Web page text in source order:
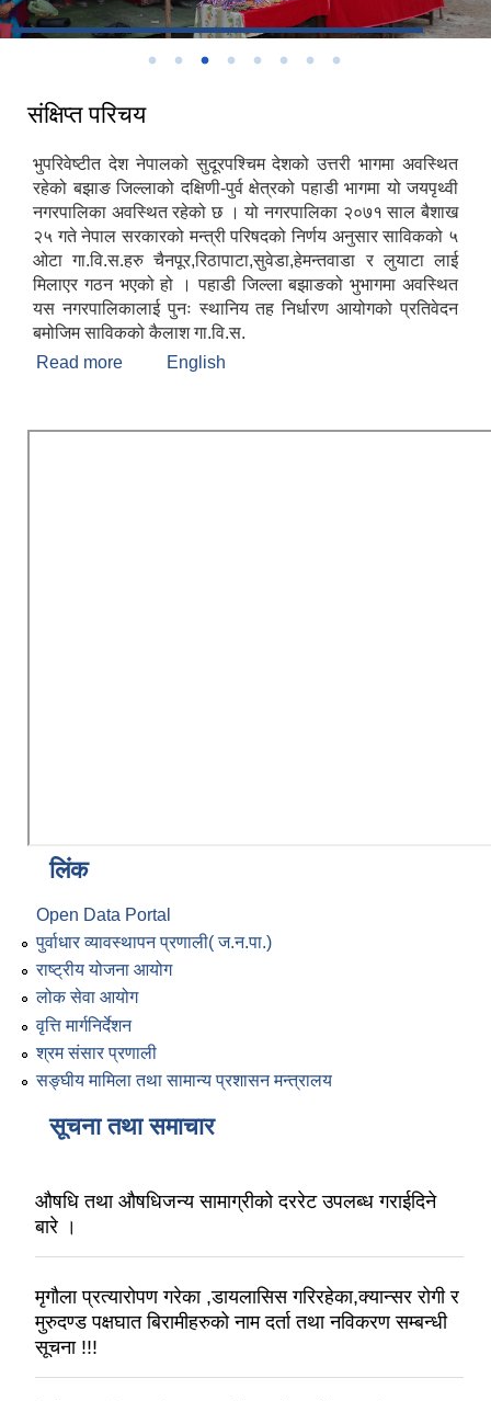
प्रमुख प्रशासकीय अधिकृतसंग सामुहिक फोटो ।
व्यक्तिगत घटना दर्ता सप्ताह २०८०
संक्षिप्त परिचय
भुपरिवेष्टीत देश नेपालको सुदूरपश्‍चिम देशको उत्तरी भागमा अवस्थित
रहेको बझाङ जिल्लाको दक्षिणी-पुर्व क्षेत्रको पहाडी भागमा यो जयपृथ्वी
नगरपालिका अवस्थित रहेको छ । यो नगरपालिका २०७१ साल बैशाख
२५ गते नेपाल सरकारको मन्त्री परिषदको निर्णय अनुसार साविकको ५
ओटा गा.वि.स.हरु चैनपूर,रिठापाटा,सुवेडा,हेमन्तवाडा र लुयाटा लाई
मिलाएर गठन भएको हो । पहाडी जिल्ला बझाङको भुभागमा अवस्थित
यस नगरपालिकालाई पुनः स्थानिय तह निर्धारण आयोगको प्रतिवेदन
बमोजिम साविकको कैलाश गा.वि.स.
Read more about संक्षिप्त परिचय
English
लिंक
Open Data Portal
पुर्वाधार व्यावस्थापन प्रणाली( ज.न.पा.)
राष्ट्रीय योजना आयोग
लोक सेवा आयोग
वृत्ति मार्गनिर्देशन
श्रम संसार प्रणाली
सङ्घीय मामिला तथा सामान्य प्रशासन मन्त्रालय
सूचना तथा समाचार
औषधि तथा औषधिजन्य सामाग्रीको दररेट उपलब्ध गराईदिने
बारे ।
मृगौला प्रत्यारोपण गरेका ,डायलासिस गरिरहेका,क्यान्सर रोगी र
मुरुदण्ड पक्षघात बिरामीहरुको नाम दर्ता तथा नविकरण सम्बन्धी
सूचना !!!